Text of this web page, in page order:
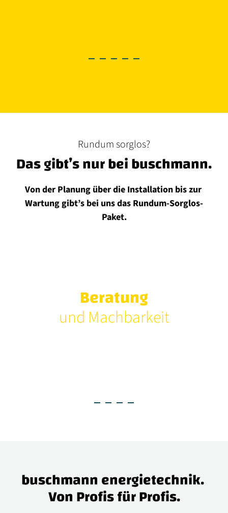
Rundum sorglos?
Das gibt’s nur bei buschmann.
Von der Planung über die Installation bis zur
Wartung gibt’s bei uns das Rundum-Sorglos-
Paket.
Beratung
und Machbarkeit
buschmann energietechnik.
Von Profis für Profis.